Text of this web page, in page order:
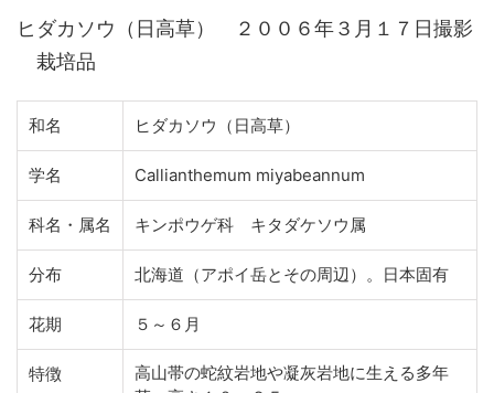
ヒダカソウ（日高草） ２００６年３月１７日撮影
栽培品
和名 ヒダカソウ（日高草）
学名 Callianthemum miyabeannum
科名・属名 キンポウゲ科 キタダケソウ属
分布 北海道（アポイ岳とその周辺）。日本固有
花期 ５～６月
特徴
高山帯の蛇紋岩地や凝灰岩地に生える多年